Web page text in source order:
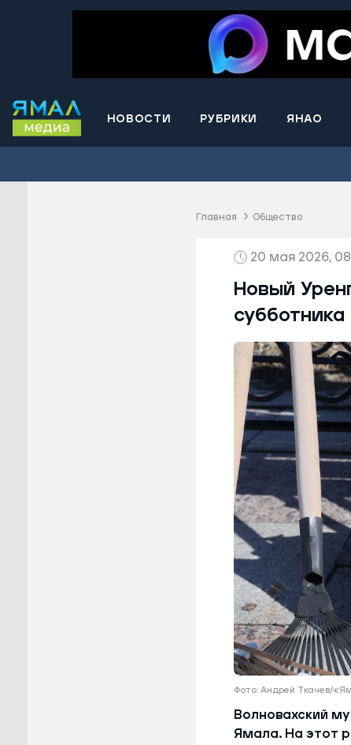
НОВОСТИ РУБРИКИ ЯНАО
район
Новый
Тарко-
Главная Общество
20 мая 2026,
Новый
субботника
Фото: Андрей Ткачев/
Волновахский
Ямала. На этот